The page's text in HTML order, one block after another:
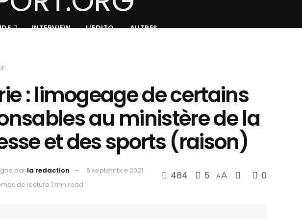
INTERVIEW L’EDITO AUTRES
: limogeage de certains
au ministère de la
et des sports (raison)
par la redaction
6 septembre 2021
de lecture:1 min read
484 5 AA 0